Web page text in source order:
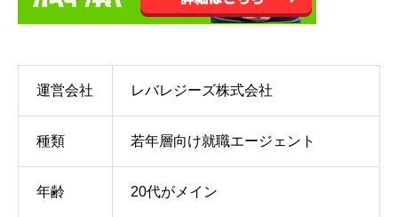
運営会社 レバレジーズ株式会社
種類 若年層向け就職エージェント
年齢 20代がメイン